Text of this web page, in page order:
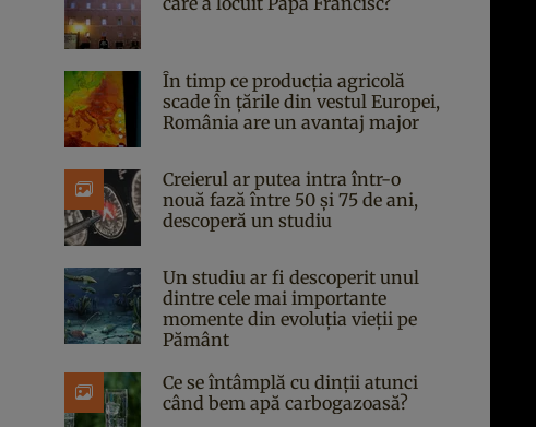
În timp ce producția agricolă
scade în țările din vestul Europei,
România are un avantaj major
Creierul ar putea intra într-o
nouă fază între 50 și 75 de ani,
descoperă un studiu
Un studiu ar fi descoperit unul
dintre cele mai importante
momente din evoluția vieții pe
Pământ
Ce se întâmplă cu dinții atunci
când bem apă carbogazoasă?